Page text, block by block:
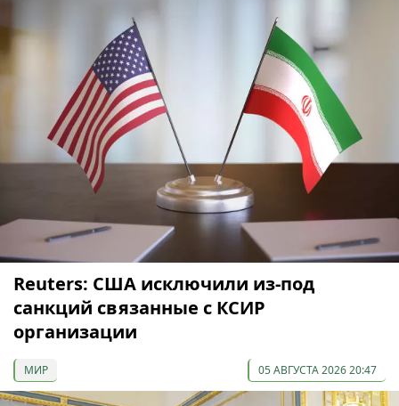
Reuters: США исключили из-под
санкций связанные с КСИР
организации
МИР 05 АВГУСТА 2026 20:47